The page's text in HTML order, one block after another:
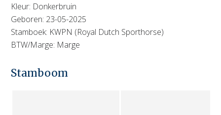
Kleur: Donkerbruin
Geboren: 23-05-2025
Stamboek: KWPN (Royal Dutch Sporthorse)
BTW/Marge: Marge
Stamboom